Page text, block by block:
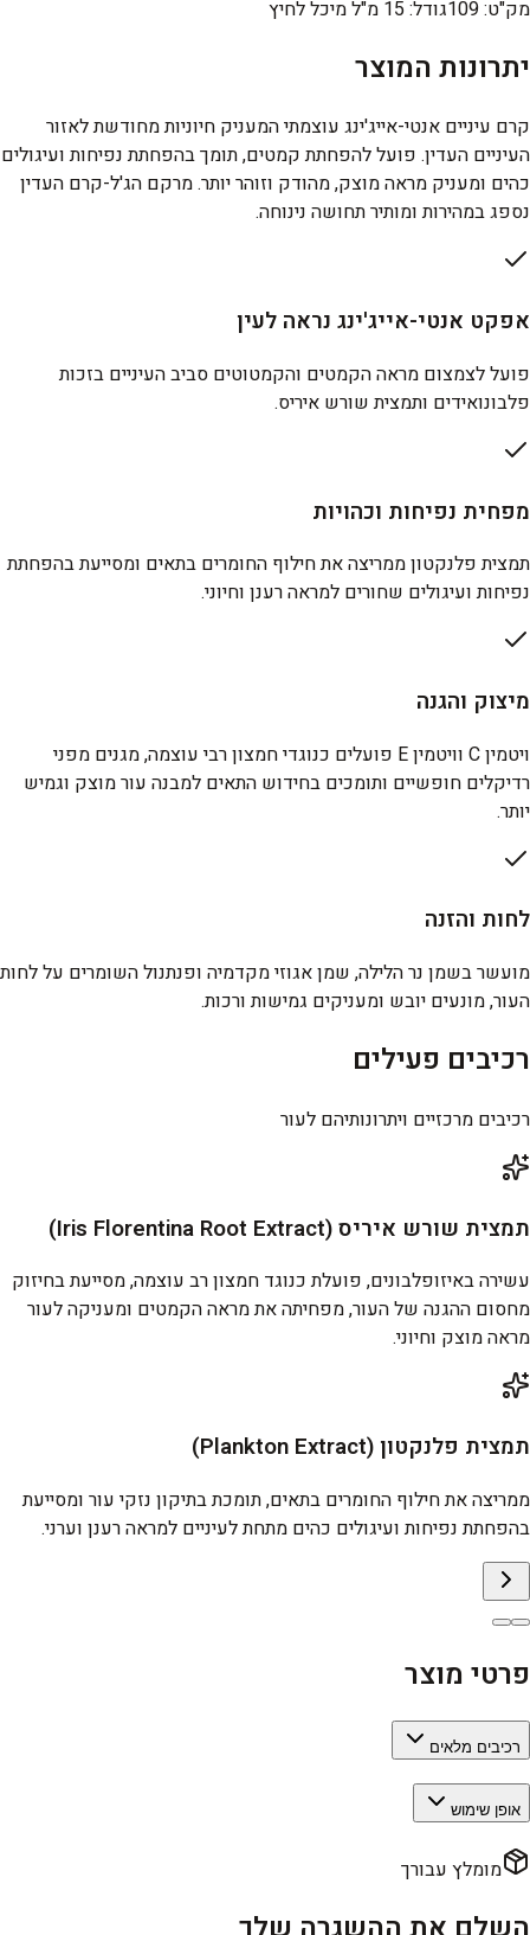
מק"ט:
109גודל: 15 מ"ל מיכל לחיץ
יתרונות המוצר
קרם עיניים אנטי-אייג'ינג עוצמתי המעניק חיוניות מחודשת לאזור
העיניים העדין. פועל להפחתת קמטים, תומך בהפחתת נפיחות ועיגולים
כהים ומעניק מראה מוצק, מהודק וזוהר יותר. מרקם הג'ל-קרם העדין
נספג במהירות ומותיר תחושה נינוחה.
אפקט אנטי-אייג'ינג נראה לעין
פועל לצמצום מראה הקמטים והקמטוטים סביב העיניים בזכות
פלבונואידים ותמצית שורש איריס.
מפחית נפיחות וכהויות
תמצית פלנקטון ממריצה את חילוף החומרים בתאים ומסייעת בהפחתת
נפיחות ועיגולים שחורים למראה רענן וחיוני.
מיצוק והגנה
ויטמין C וויטמין E פועלים כנוגדי חמצון רבי עוצמה, מגנים מפני
רדיקלים חופשיים ותומכים בחידוש התאים למבנה עור מוצק וגמיש
יותר.
לחות והזנה
מועשר בשמן נר הלילה, שמן אגוזי מקדמיה ופנתנול השומרים על לחות
העור, מונעים יובש ומעניקים גמישות ורכות.
רכיבים פעילים
רכיבים מרכזיים ויתרונותיהם לעור
תמצית שורש איריס (Iris Florentina Root Extract)
עשירה באיזופלבונים, פועלת כנוגד חמצון רב עוצמה, מסייעת בחיזוק
מחסום ההגנה של העור, מפחיתה את מראה הקמטים ומעניקה לעור
מראה מוצק וחיוני.
תמצית פלנקטון (Plankton Extract)
ממריצה את חילוף החומרים בתאים, תומכת בתיקון נזקי עור ומסייעת
בהפחתת נפיחות ועיגולים כהים מתחת לעיניים למראה רענן וערני.
פרטי מוצר
רכיבים מלאים
אופן שימוש
מומלץ עבורך